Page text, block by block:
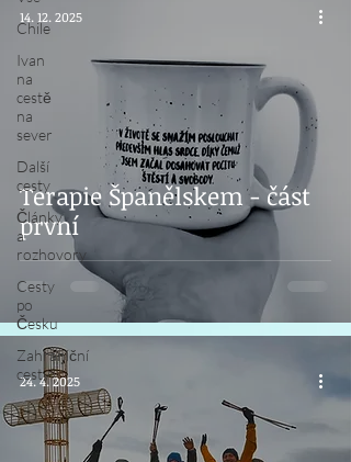
Chile
Ivan
na
cestě
na
sever
Další
cesty
Články
a
rozhovory
Cesty
po
Česku
Zahraniční
cesty
Terapie Španělskem - část
první
14. 12. 2025
24. 4. 2025